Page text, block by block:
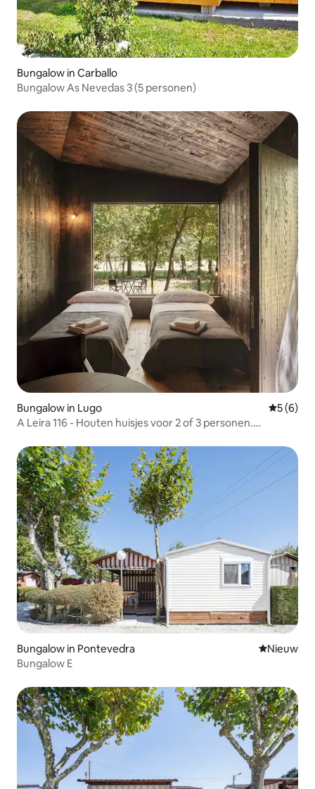
Bungalow in Carballo
Bungalow As Nevedas 3 (5 personen)
Bungalow in Lugo
5 (6)
A Leira 116 - Houten huisjes voor 2 of 3 personen.
Bungalow in Pontevedra Nieuwe
Nieuw
Bungalow E